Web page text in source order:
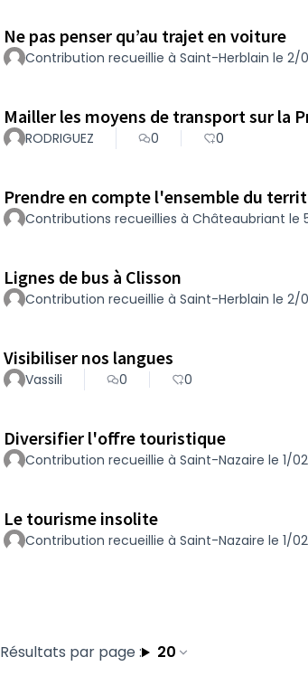
Ne pas penser qu’au trajet en voiture
Contribution recueillie à Saint-Herblain le 2/
Mailler les moyens de transport sur la
RODRIGUEZ 0 0
Prendre en compte l'ensemble du
Contributions recueillies à Châteaubriant le
Lignes de bus à Clisson
Contribution recueillie à Saint-Herblain le 2/
Visibiliser nos langues
Vassili 0 0
Diversifier l'offre touristique
Contribution recueillie à Saint-Nazaire le 1/
Le tourisme insolite
Contribution recueillie à Saint-Nazaire le 1/
Résultats par page : 20